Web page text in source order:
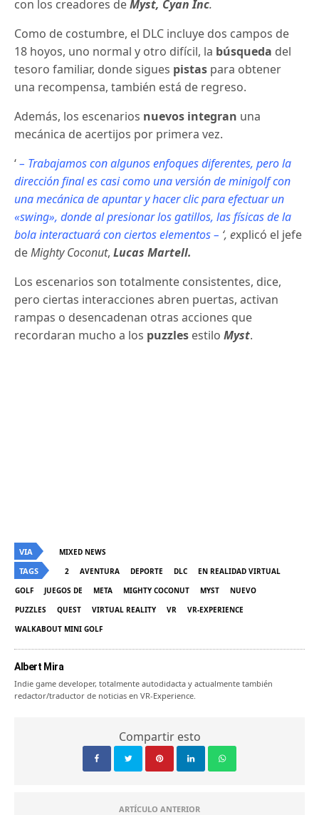
con los creadores deMyst, CyanInc.
Como de costumbre, el DLC incluye dos campos de
18 hoyos, uno normal y otro difícil, la búsqueda del
tesoro familiar, donde sigues pistas para obtener
una recompensa, también está de regreso.
Además, los escenarios nuevos integran una
mecánica de acertijos por primera vez.
‘– Trabajamos con algunos enfoques diferentes, pero la
dirección final es casi como una versión de minigolf con
una mecánica de apuntar y hacer clic para efectuar un
«swing», donde al presionar los gatillos, las físicas de la
bola interactuará con ciertos elementos – ‘, explicó el jefe
deMighty Coconut,Lucas Martell.
Los escenarios son totalmente consistentes, dice,
pero ciertas interacciones abren puertas, activan
rampas o desencadenan otras acciones que
recordaran mucho a los puzzles estiloMyst.
VIA MIXED NEWS
TAGS 2 AVENTURA DEPORTE DLC
EN REALIDAD VIRTUAL
GOLF
JUEGOS DE META MIGHTY COCONUT MYST
NUEVO
PUZZLES
QUEST VIRTUAL REALITY VR
VR-EXPERIENCE
WALKABOUT MINI GOLF
Albert Mira
Indie game developer, totalmente autodidacta y actualmente también
redactor/traductor de noticias en VR-Experience.
Compartir esto
ARTÍCULO ANTERIOR